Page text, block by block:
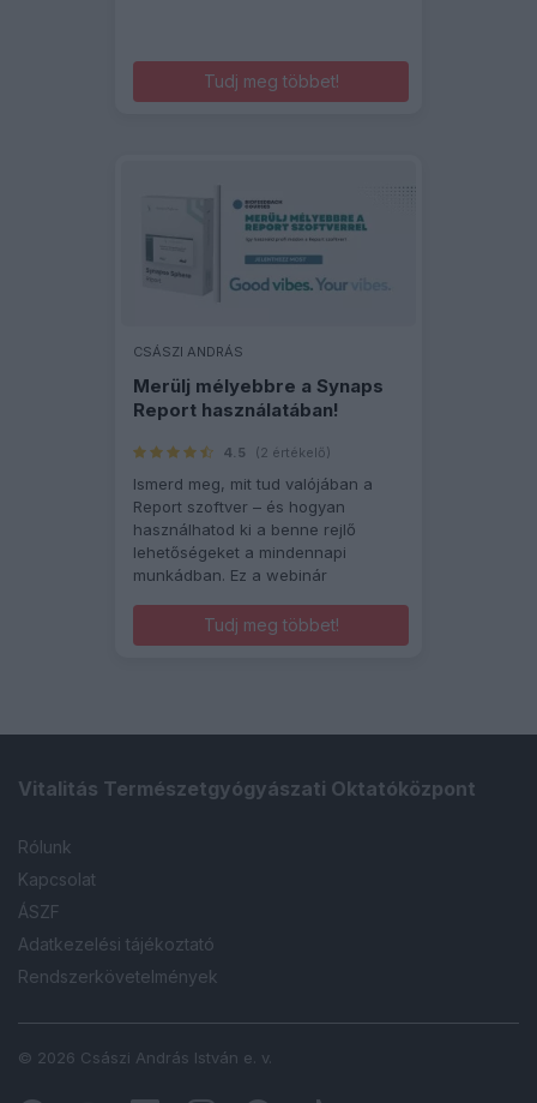
Tudj meg többet!
CSÁSZI ANDRÁS
Merülj mélyebbre a Synaps
Report használatában!
4.5 (2 értékelő)
Ismerd meg, mit tud valójában a
Report szoftver – és hogyan
használhatod ki a benne rejlő
lehetőségeket a mindennapi
munkádban. Ez a webinár
Tudj meg többet!
Vitalitás Természetgyógyászati Oktatóközpont
Rólunk
Kapcsolat
ÁSZF
Adatkezelési tájékoztató
Rendszerkövetelmények
© 2026 Császi András István e. v.